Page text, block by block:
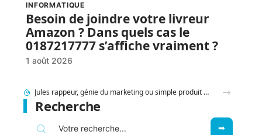
INFORMATIQUE
Besoin de joindre votre livreur
Amazon ? Dans quels cas le
0187217777 s’affiche vraiment ?
1 août 2026
95 Sounds et l’héritage du groupe 1995 : filiation ou simple clin d’œil ?
Recherche